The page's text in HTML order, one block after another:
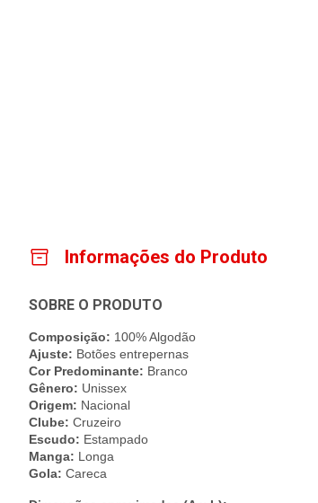
Informações do Produto
SOBRE O PRODUTO
Composição: 100% Algodão
Ajuste: Botões entrepernas
Cor Predominante: Branco
Gênero: Unissex
Origem: Nacional
Clube: Cruzeiro
Escudo: Estampado
Manga: Longa
Gola: Careca